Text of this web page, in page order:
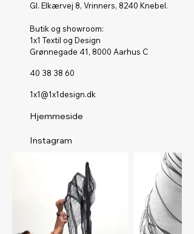
Gl. Elkærvej 8, Vrinners, 8240 Knebel.
Butik og showroom:
1x1 Textil og Design
Grønnegade 41, 8000 Aarhus C
40 38 38 60
1x1@1x1design.dk
Hjemmeside
Instagram